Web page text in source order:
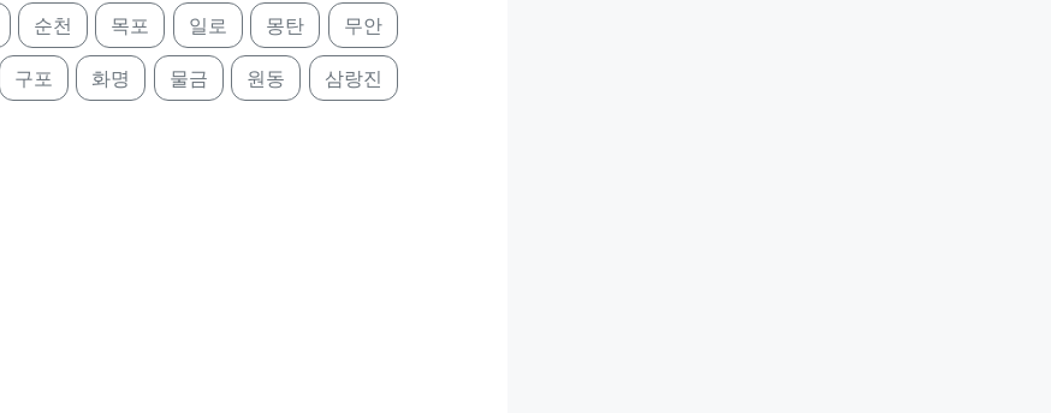
순천 목포 일로 몽탄 무안
구포 화명 물금 원동 삼랑진